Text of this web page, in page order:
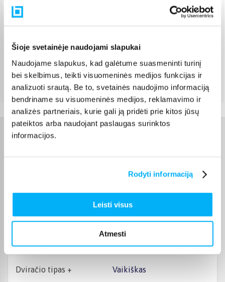
Šioje svetainėje naudojami slapukai
Naudojame slapukus, kad galėtume suasmeninti turinį
bei skelbimus, teikti visuomeninės medijos funkcijas ir
analizuoti srautą. Be to, svetainės naudojimo informaciją
bendriname su visuomeninės medijos, reklamavimo ir
analizės partneriais, kurie gali ją pridėti prie kitos jūsų
pateiktos arba naudojant paslaugas surinktos
informacijos.
Rodyti informaciją
Leisti visus
Atmesti
Venipak kurjeris (3,99 €)
DPD kurjeris (4,99 €)
Rugpjūtis 10d. - Rugpjūtis 13d.
Atsiėmimas Veiverių g. 171, Kaunas (1,99 €)
Rugpjūtis 10d. - Rugpjūtis 13d.
Charakteristikos
Rėmo dydis Vaikiškas
Ratų dydis, coliais 14
Stabdžiai + Ratlankiniai
Dviračio tipas + Vaikiškas